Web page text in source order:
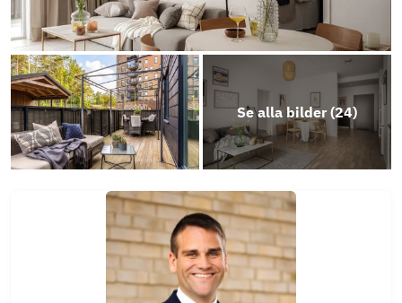
Årsredovisning 2024
Energideklaration Sg. 20,22 + ss. 1,30
Objektsbeskrivning
Se alla bilder (24)